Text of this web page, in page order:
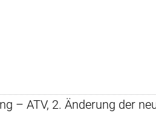
– ATV, 2. Änderung der